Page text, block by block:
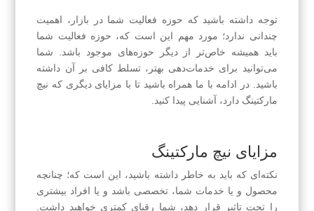
توجه داشته باشید که حوزه فعالیت شما در بازار، اهمیت
چندانی ندارد؛ مورد مهم این است که، حوزه فعالیت شما
باید همیشه خاص‌تر از دیگر حوزه‌های موجود باشد. شما
می‌توانید برای خدمات‌دهی بهتر، تسلط کافی بر آن داشته
باشید. در ادامه با ما همراه باشید تا با مزایای دیگری که نیچ
مارکتینگ دارد، آشنایی پیدا کنید.
مزایای نیچ مارکتینگ
نکته‌ای که باید به خاطر داشته باشید، این است که؛ چنانچه
محصول و یا خدمات شما، تخصصی‌ باشد و یا افراد بیشتری
را تحت تاثیر قرار دهد، شما رقبای کمتری خواهید داشت.